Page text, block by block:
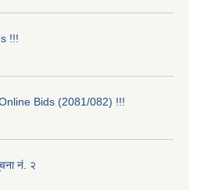
!!!
Bids (2081/082) !!!
नं. २